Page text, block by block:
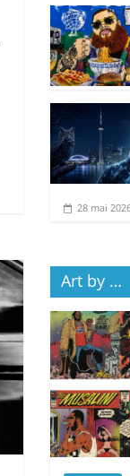
28 mai
Art by …